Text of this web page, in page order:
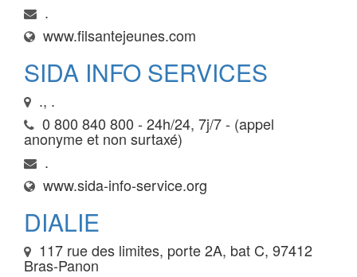
.
www.filsantejeunes.com
SIDA INFO SERVICES
., .
0 800 840 800 - 24h/24, 7j/7 - (appel
anonyme et non surtaxé)
.
www.sida-info-service.org
DIALIE
117 rue des limites, porte 2A, bat C, 97412
Bras-Panon